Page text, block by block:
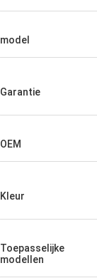
model
Garantie
OEM
Kleur
Toepasselijke
modellen